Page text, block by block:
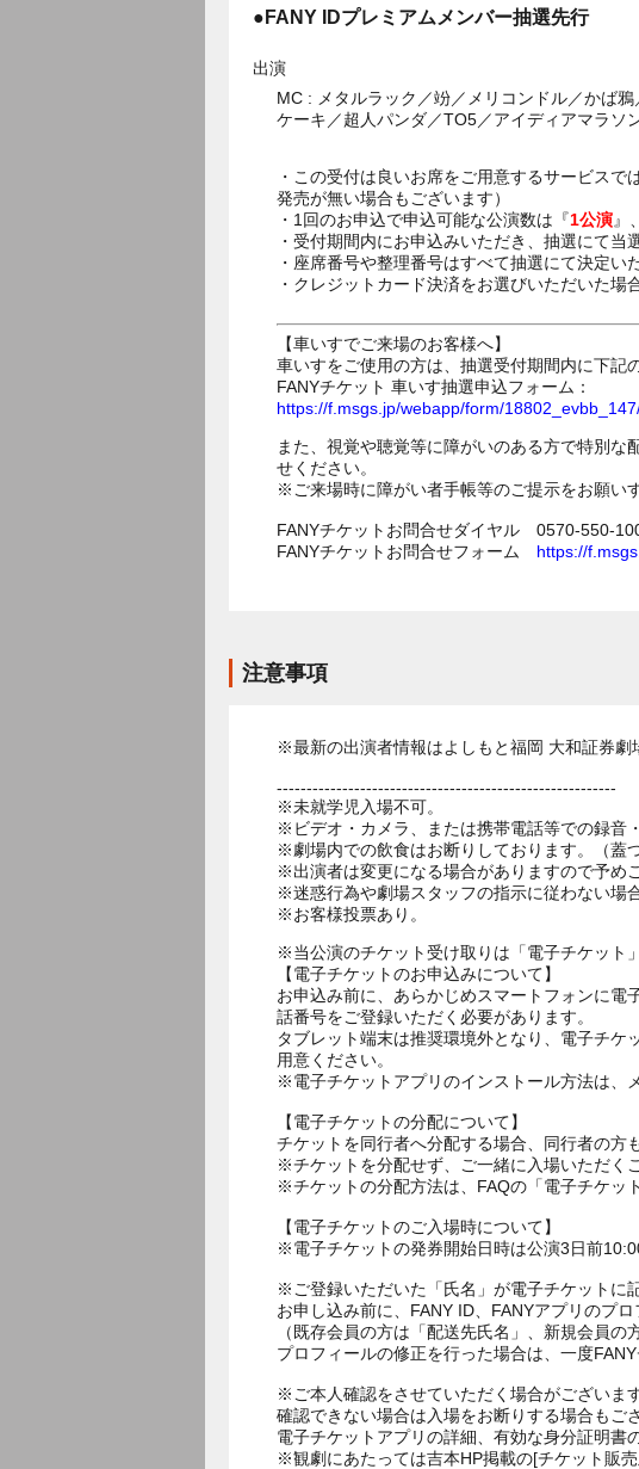
●FANY IDプレミアムメンバー抽選先行
出演
MC : メタルラック／竕／メリコンドル／かば
ケーキ／超人パンダ／TO5／アイディアマラソ
・この受付は良いお席をご用意するサービス
発売が無い場合もございます）
・1回のお申込で申込可能な公演数は『1公演』
・受付期間内にお申込みいただき、抽選にて当
・座席番号や整理番号はすべて抽選にて決定い
・クレジットカード決済をお選びいただいた場
【車いすでご来場のお客様へ】
車いすをご使用の方は、抽選受付期間内に下記
FANYチケット 車いす抽選申込フォーム：
https://f.msgs.jp/webapp/form/
また、視覚や聴覚等に障がいのある方で特別
せください。
※ご来場時に障がい者手帳等のご提示をお願い
FANYチケットお問合せダイヤル 0570-550-
FANYチケットお問合せフォーム https://
注意事項
※最新の出演者情報はよしもと福岡 大和証券劇
---------------------------------------------------------
※未就学児入場不可。
※ビデオ・カメラ、または携帯電話等での録音
※劇場内での飲食はお断りしております。（蓋
※出演者は変更になる場合がありますので予め
※迷惑行為や劇場スタッフの指示に従わない場
※お客様投票あり。
※当公演のチケット受け取りは「電子チケット
【電子チケットのお申込みについて】
お申込み前に、あらかじめスマートフォンに電
話番号をご登録いただく必要があります。
タブレット端末は推奨環境外となり、電子チ
用意ください。
※電子チケットアプリのインストール方法は、
【電子チケットの分配について】
チケットを同行者へ分配する場合、同行者の方
※チケットを分配せず、ご一緒に入場いただく
※チケットの分配方法は、FAQの「電子チケッ
【電子チケットのご入場時について】
※電子チケットの発券開始日時は公演3日前
※ご登録いただいた「氏名」が電子チケットに
お申し込み前に、FANY ID、FANYアプリのプ
（既存会員の方は「配送先氏名」、新規会員の
プロフィールの修正を行った場合は、一度
※ご本人確認をさせていただく場合がございま
確認できない場合は入場をお断りする場合もご
電子チケットアプリの詳細、有効な身分証明書
※観劇にあたっては吉本HP掲載の[チケット販売